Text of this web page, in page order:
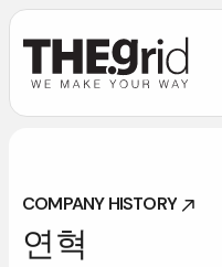
COMPANYHISTORY
연혁